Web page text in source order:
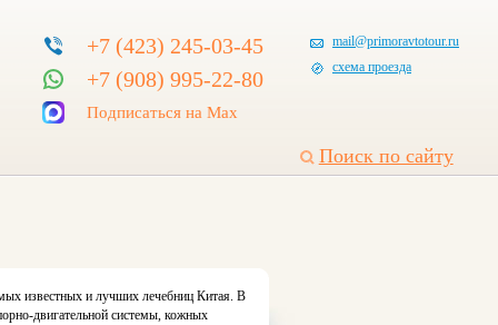
+7 (423) 245-03-45
+7 (908) 995-22-80
Подписаться на Max
mail@primoravtotour.ru
схема проезда
Поиск по сайту
известных и лучших лечебниц Китая. В
двигательной системы, кожных